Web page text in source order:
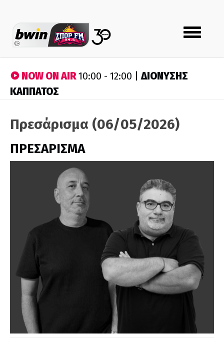
Toggle
navigation
NOW ON AIR10:00 - 12:00 |ΔΙΟΝΥΣΗΣ
ΚΑΠΠΑΤΟΣ
Πρεσάρισμα (06/05/2026)
ΠΡΕΣΑΡΙΣΜΑ